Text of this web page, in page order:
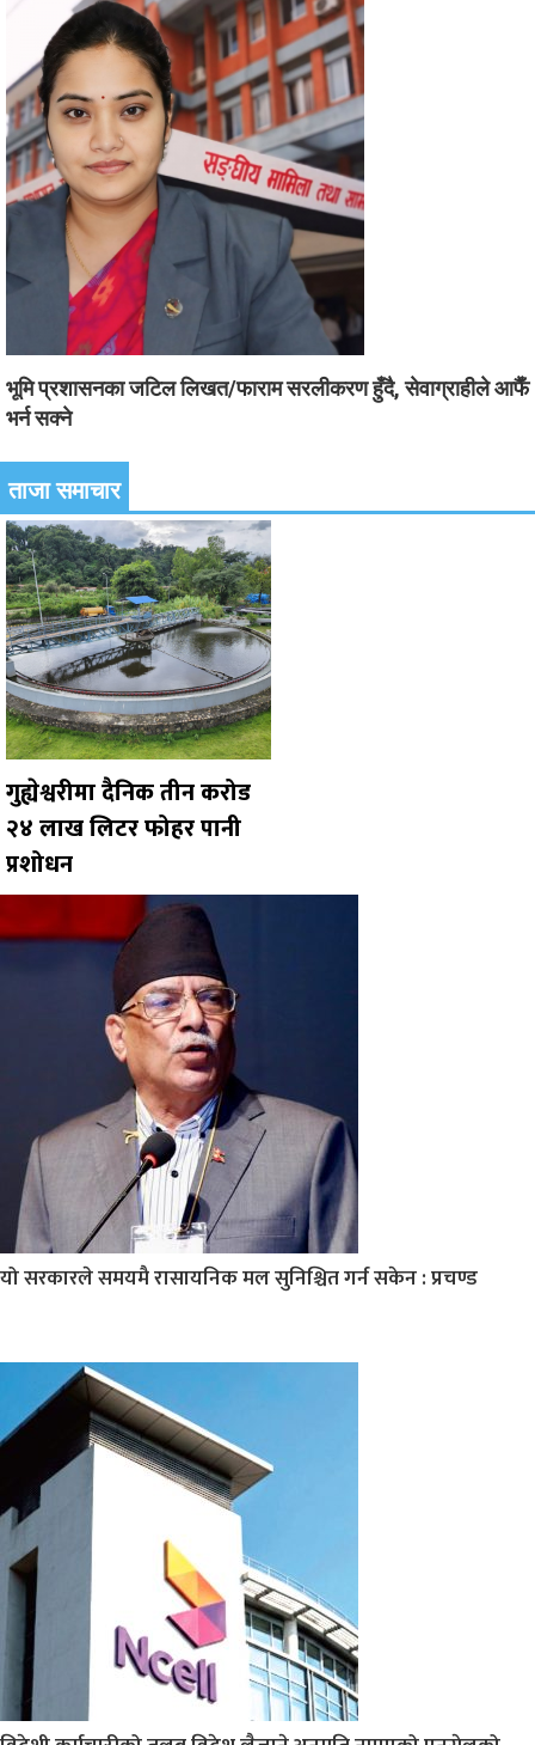
भूमि प्रशासनका जटिल लिखत/फाराम सरलीकरण हुँदै, सेवाग्राहीले आफैँ
भर्न सक्ने
ताजा समाचार
गुह्येश्वरीमा दैनिक तीन करोड
२४ लाख लिटर फोहर पानी
प्रशोधन
यो सरकारले समयमै रासायनिक मल सुनिश्चित गर्न सकेन : प्रचण्ड